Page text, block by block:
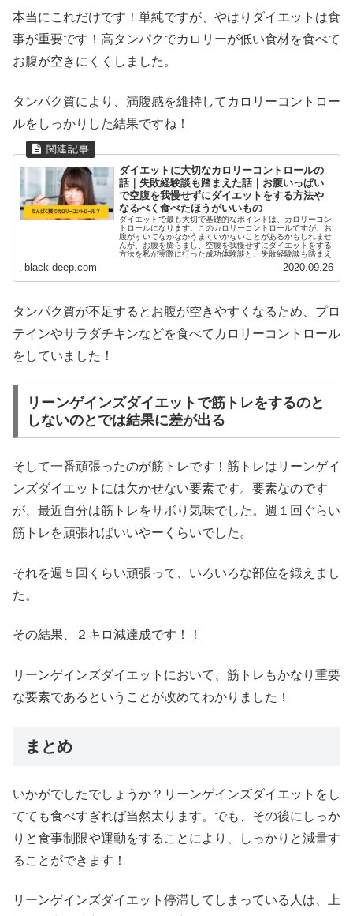
本当にこれだけです！単純ですが、やはりダイエットは食
事が重要です！高タンパクでカロリーが低い食材を食べて
お腹が空きにくくしました。
タンパク質により、満腹感を維持してカロリーコントロー
ルをしっかりした結果ですね！
ダイエットに大切なカロリーコントロールの
話｜失敗経験談も踏まえた話｜お腹いっぱい
で空腹を我慢せずにダイエットをする方法や
なるべく食べたほうがいいもの
ダイエットで最も大切で基礎的なポイントは、カロリーコン
トロールになります。このカロリーコントロールですが、お
腹がすいてなかなかうまくいかないことがあるかもしれませ
んが、お腹を膨らまし、空腹を我慢せずにダイエットをする
方法を私が実際に行った成功体験談と、失敗経験談も踏まえ
black-deep.com 2020.09.26
タンパク質が不足するとお腹が空きやすくなるため、プロ
テインやサラダチキンなどを食べてカロリーコントロール
をしていました！
リーンゲインズダイエットで筋トレをするのと
しないのとでは結果に差が出る
そして一番頑張ったのが筋トレです！筋トレはリーンゲイ
ンズダイエットには欠かせない要素です。要素なのです
が、最近自分は筋トレをサボり気味でした。週１回ぐらい
筋トレを頑張ればいいやーくらいでした。
それを週５回くらい頑張って、いろいろな部位を鍛えまし
た。
その結果、２キロ減達成です！！
リーンゲインズダイエットにおいて、筋トレもかなり重要
な要素であるということが改めてわかりました！
まとめ
いかがでしたでしょうか？リーンゲインズダイエットをし
てても食べすぎれば当然太ります。でも、その後にしっか
りと食事制限や運動をすることにより、しっかりと減量す
ることができます！
リーンゲインズダイエット停滞してしまっている人は、上